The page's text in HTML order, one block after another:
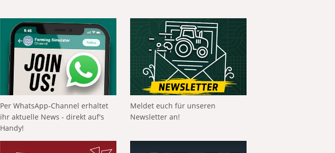
Per WhatsApp-Channel erhaltet
ihr aktuelle News - direkt auf's
Handy!
Meldet euch für unseren
Newsletter an!